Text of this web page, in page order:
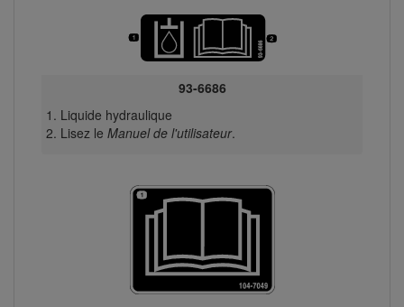
93-6686
Liquide hydraulique
Lisez le Manuel de l'utilisateur.